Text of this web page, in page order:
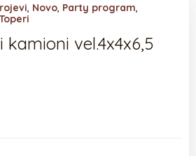
Novo Party program
Toperi
vel.4x4x6,5